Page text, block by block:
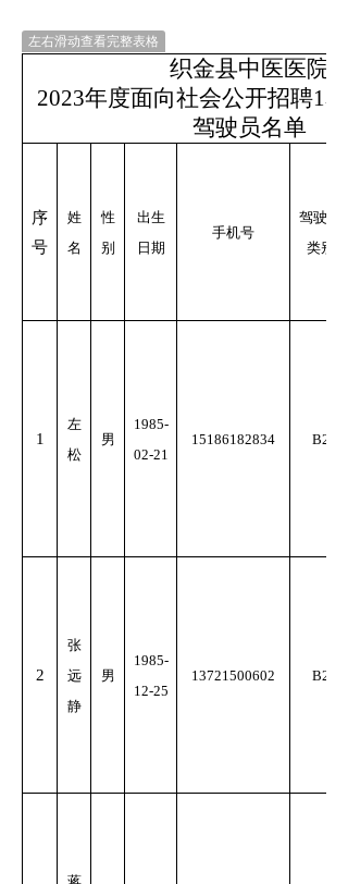
左右滑动查看完整表格
织金县中医医院
2023年度面向社会公开招聘1名
驾驶员名单
序
号
姓
名
性
别
出生
日期
手机号
驾驶证
类别
1
左
松
男
1985-
02-21
15186182834 B2
2
张
远
静
男
1985-
12-25
13721500602 B2